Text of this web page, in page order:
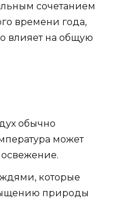
сочетанием
времени года,
влияет на общую
обычно
может
освежение.
которые
природы